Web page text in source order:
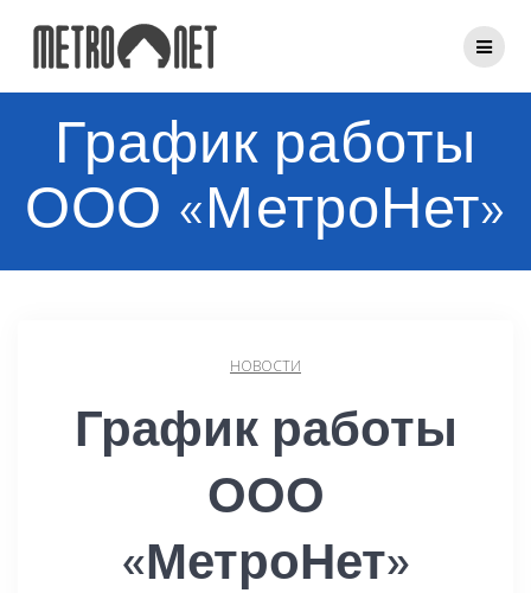
График работы
ООО «МетроНет»
НОВОСТИ
График работы
ООО
«МетроНет»